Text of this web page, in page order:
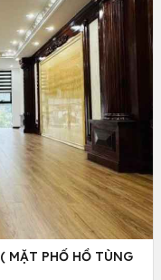
MẶT PHỐ HỒ TÙNG